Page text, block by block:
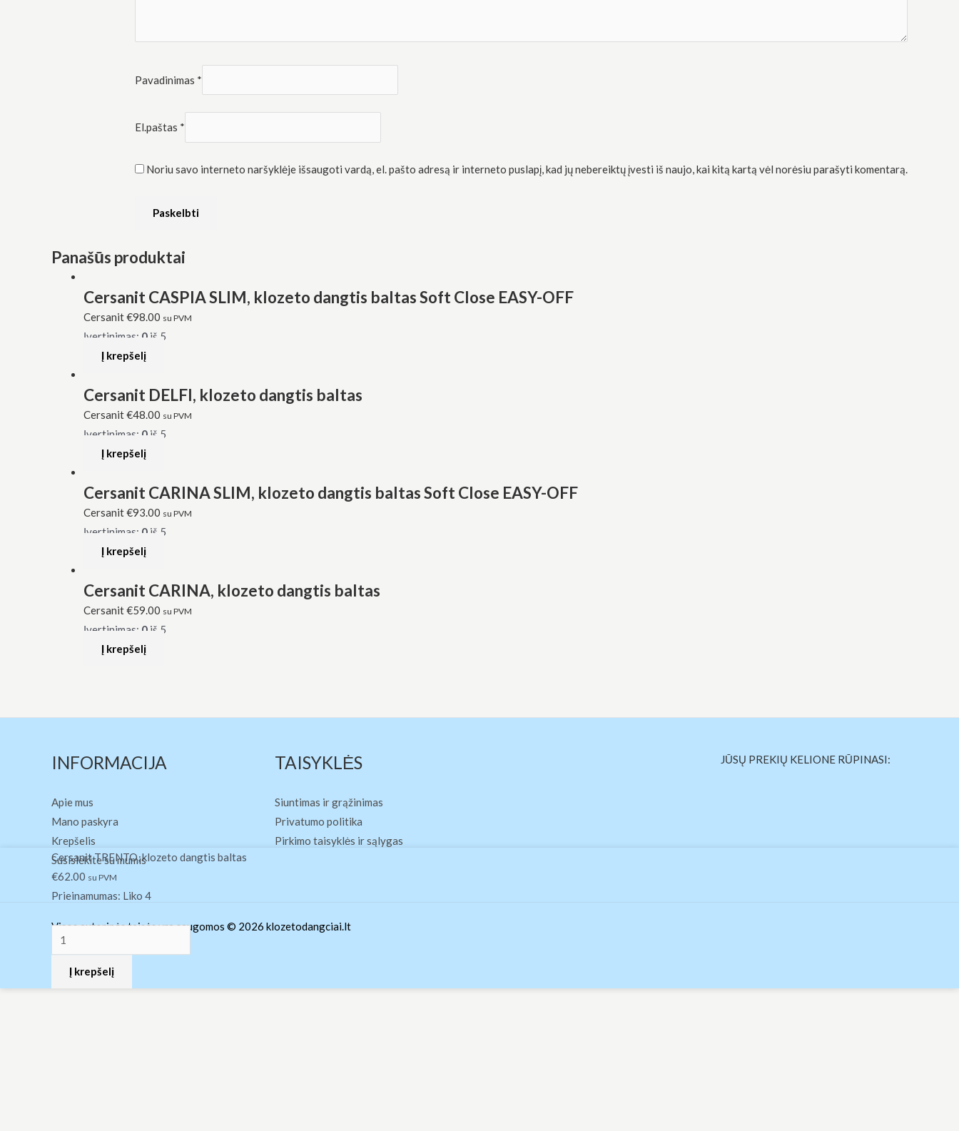
Pavadinimas *
El.paštas *
Noriu savo interneto naršyklėje išsaugoti vardą, el. pašto adresą ir interneto puslapį, kad jų nebereiktų įvesti iš naujo, kai kitą kartą vėl norėsiu parašyti komentarą.
Panašūs produktai
Cersanit CASPIA SLIM, klozeto dangtis baltas Soft Close EASY-OFF
Cersanit€98.00 su PVM
Įvertinimas: 0 iš 5
Į krepšelį
Cersanit DELFI, klozeto dangtis baltas
Cersanit€48.00 su PVM
Įvertinimas: 0 iš 5
Į krepšelį
Cersanit CARINA SLIM, klozeto dangtis baltas Soft Close EASY-OFF
Cersanit€93.00 su PVM
Įvertinimas: 0 iš 5
Į krepšelį
Cersanit CARINA, klozeto dangtis baltas
Cersanit€59.00 su PVM
Įvertinimas: 0 iš 5
Į krepšelį
INFORMACIJA
Apie mus
Mano paskyra
Krepšelis
Susisiekite su mumis
TAISYKLĖS
Siuntimas ir grąžinimas
Privatumo politika
Pirkimo taisyklės ir sąlygas
JŪSŲ PREKIŲ KELIONE RŪPINASI:
Visos autorinės teisės yra saugomos © 2026 klozetodangciai.lt
Cersanit TRENTO, klozeto dangtis baltas
€62.00 su PVM
Prieinamumas: Liko 4
produkto
kiekis:
Cersanit
klozeto
dangtis
baltasĮ krepšelį